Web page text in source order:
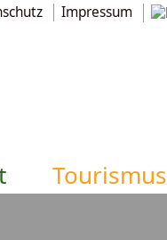
Impressum
Tourismus